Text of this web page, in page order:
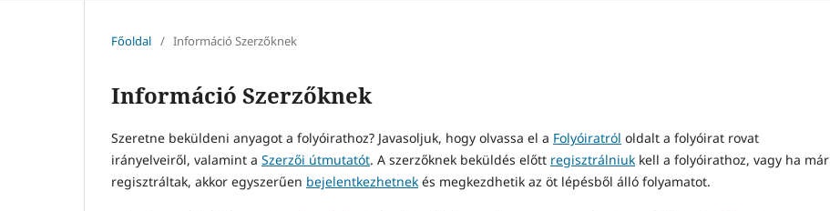
Főoldal / Információ Szerzőknek
Információ Szerzőknek
Szeretne beküldeni anyagot a folyóirathoz? Javasoljuk, hogy olvassa el a Folyóiratról oldalt a folyóirat rovat
irányelveiről, valamint a Szerzői útmutatót. A szerzőknek beküldés előtt regisztrálniuk kell a folyóirathoz, vagy ha már
regisztráltak, akkor egyszerűen bejelentkezhetnek és megkezdhetik az öt lépésből álló folyamatot.